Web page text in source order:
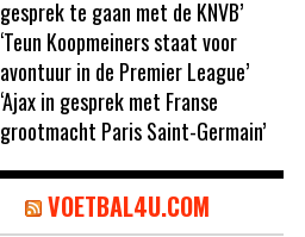
gesprek te gaan met de KNVB’
‘Teun Koopmeiners staat voor
avontuur in de Premier League’
‘Ajax in gesprek met Franse
grootmacht Paris Saint-Germain’
VOETBAL4U.COM